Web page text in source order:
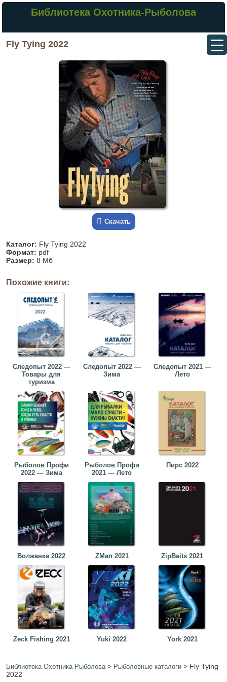
Библиотека Охотника-Рыболова
Fly Tying 2022
Скачать
Каталог: Fly Tying 2022
Формат: pdf
Размер: 8 Мб
Похожие книги:
Следопыт 2022 —
Товары для
туризма
Следопыт 2022 —
Зима
Следопыт 2021 —
Лето
Рыболов Профи
2022 — Зима
Рыболов Профи
2021 — Лето
Пирс 2022
Волжанка 2022 ZMan 2021 ZipBaits 2021
Zeck Fishing 2021 Yuki 2022 York 2021
Библиотека Охотника-Рыболова> Рыболовные каталоги > Fly Tying
2022